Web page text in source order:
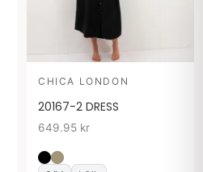
CHICA LONDON
20167-2 DRESS
649.95 kr